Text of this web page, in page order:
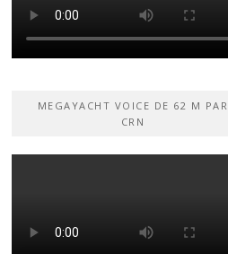
MEGAYACHT VOICE DE 62 M PAR
CRN